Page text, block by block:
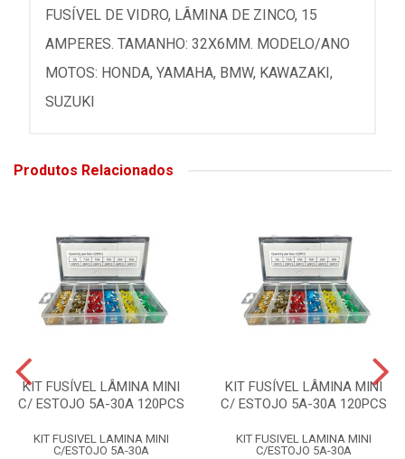
FUSÍVEL DE VIDRO, LÂMINA DE ZINCO, 15
AMPERES. TAMANHO: 32X6MM. MODELO/ANO
MOTOS: HONDA, YAMAHA, BMW, KAWAZAKI,
SUZUKI
Produtos Relacionados
KIT FUSÍVEL LÂMINA MINI
C/ ESTOJO 5A-30A 120PCS
KIT FUSIVEL LAMINA MINI
C/ESTOJO 5A-30A
KIT FUSÍVEL LÂMINA MINI
C/ ESTOJO 5A-30A 120PCS
KIT FUSIVEL LAMINA MINI
C/ESTOJO 5A-30A